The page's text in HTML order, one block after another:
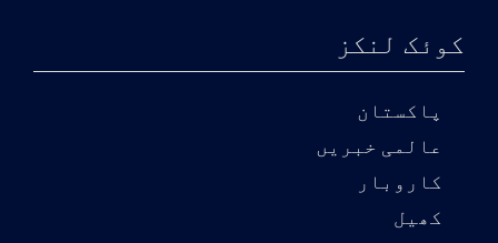
کوئک لنکز
پاکستان
عالمی خبریں
کاروبار
کھیل